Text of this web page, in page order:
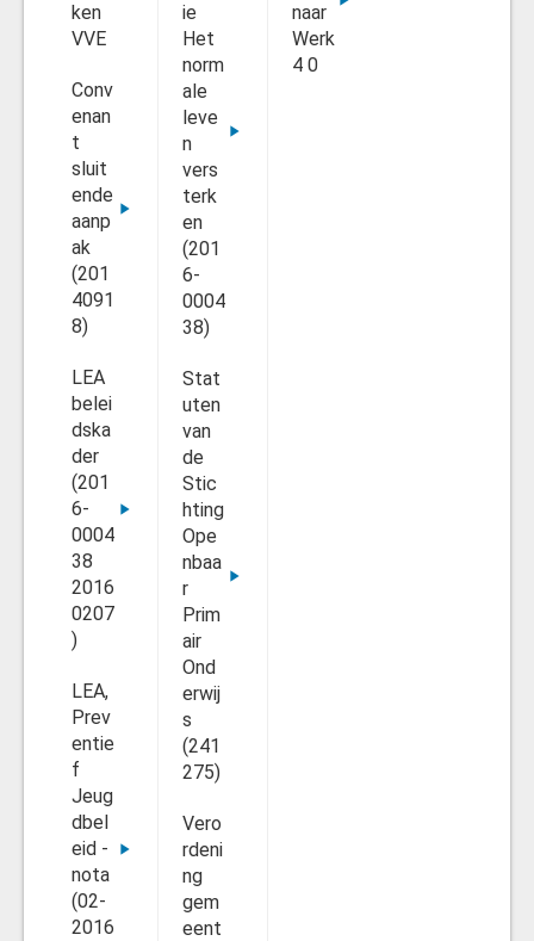
ken
VVE
Conv
enan
t
sluit
ende
aanp
ak
(201
4091
8)
LEA
belei
dska
der
(201
6-
0004
38
2016
0207
)
LEA,
Prev
entie
f
Jeug
dbel
eid -
nota
(02-
2016
ie
Het
norm
ale
leve
n
vers
terk
en
(201
6-
0004
38)
Stat
uten
van
de
Stic
hting
Ope
nbaa
r
Prim
air
Ond
erwij
s
(241
275)
Vero
rdeni
ng
gem
eent
naar
Werk
4 0